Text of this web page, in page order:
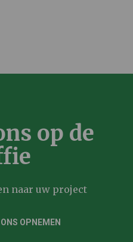
op de
naar uw project
OPNEMEN